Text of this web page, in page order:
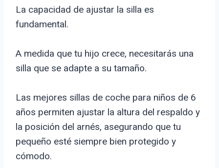
La capacidad de ajustar la silla es
fundamental.
A medida que tu hijo crece, necesitarás una
silla que se adapte a su tamaño.
Las mejores sillas de coche para niños de 6
años permiten ajustar la altura del respaldo y
la posición del arnés, asegurando que tu
pequeño esté siempre bien protegido y
cómodo.